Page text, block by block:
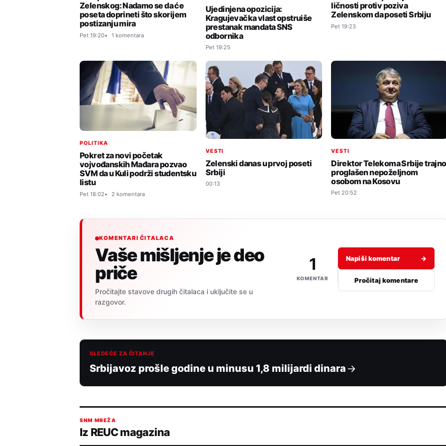
Zelenskog: Nadamo se da će
poseta doprineti što skorijem
postizanju mira
Pet 19:20 1 komentara
Ujedinjena opozicija:
Kragujevačka vlast opstruiše
prestanak mandata SNS
odbornika
Pet 19:25
ličnosti protiv poziva
Zelenskom da poseti Srbiju
Pet 19:23
POLITIKA
Pokret za novi početak
vojvođanskih Mađara pozvao
SVM da u Kuli podrži studentsku
listu
Pet 18:02 2 komentara
VESTI
Zelenski danas u prvoj poseti
Srbiji
00:13
VESTI
Direktor Telekoma Srbije trajno
proglašen nepoželjnom
osobom na Kosovu
Pet 20:52
KOMENTARI ČITALACA
Vaše mišljenje je deo
priče
Pročitajte stavove drugih čitalaca i uključite se u
razgovor.
1
KOMENTAR
Napiši komentar →
Pročitaj komentare
SLEDEĆE ZA ČITANJE
Srbijavoz prošle godine u minusu 1,8 milijardi dinara
SNM MREŽA
Iz REUC magazina